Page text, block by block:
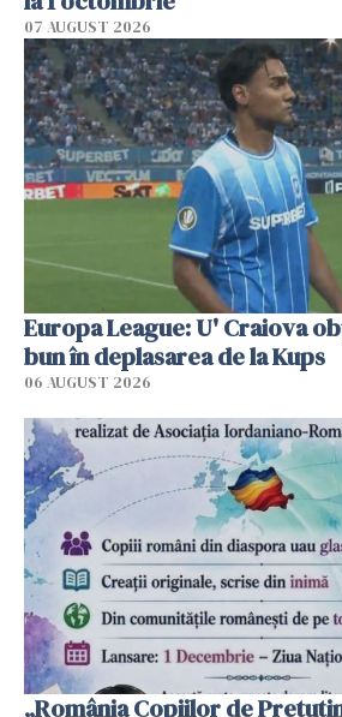
07 AUGUST 2026
Europa League: U' Craiova
bun în deplasarea de la Kups
06 AUGUST 2026
„România Copiilor de